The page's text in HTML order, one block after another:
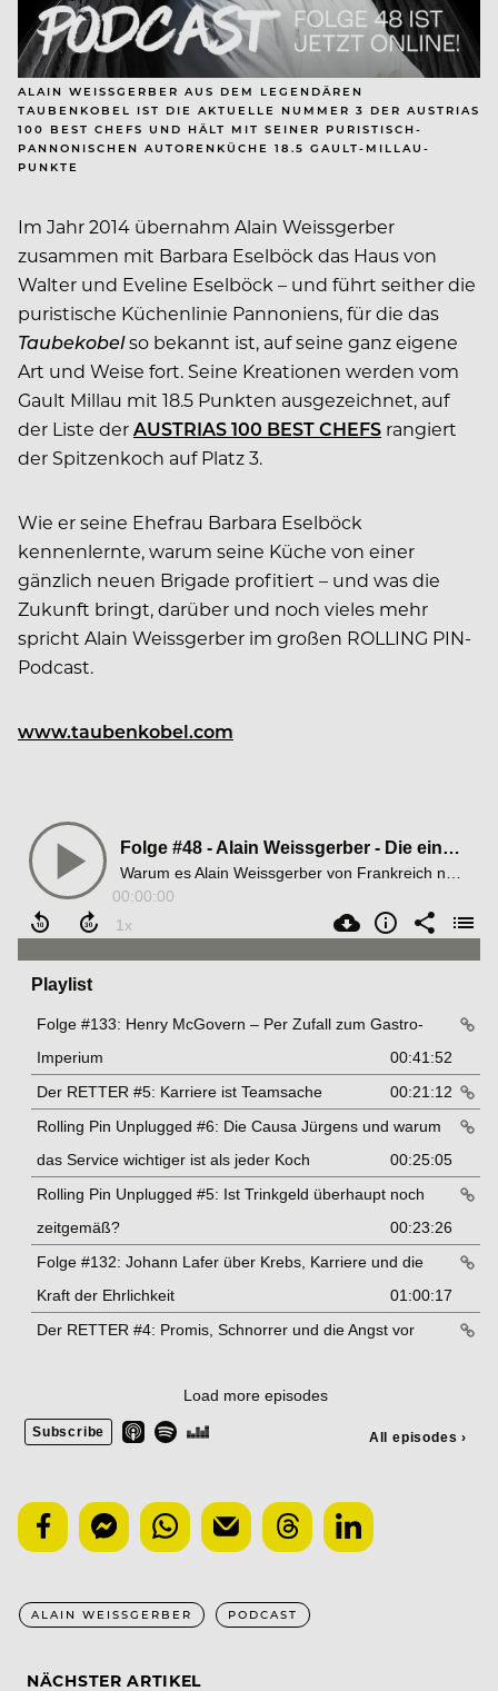
ALAIN WEISSGERBER AUS DEM LEGENDÄREN
TAUBENKOBEL IST DIE AKTUELLE NUMMER 3 DER AUSTRIAS
100 BEST CHEFS UND HÄLT MIT SEINER PURISTISCH-
PANNONISCHEN AUTORENKÜCHE 18.5 GAULT-MILLAU-
PUNKTE
Im Jahr 2014 übernahm Alain Weissgerber
zusammen mit Barbara Eselböck das Haus von
Walter und Eveline Eselböck – und führt seither die
puristische Küchenlinie Pannoniens, für die das
Taubekobelso bekannt ist, auf seine ganz eigene
Art und Weise fort. Seine Kreationen werden vom
Gault Millau mit 18.5 Punkten ausgezeichnet, auf
der Liste derAUSTRIAS 100 BEST CHEFS rangiert
der Spitzenkoch auf Platz 3.
Wie er seine Ehefrau Barbara Eselböck
kennenlernte, warum seine Küche von einer
gänzlich neuen Brigade profitiert – und was die
Zukunft bringt, darüber und noch vieles mehr
spricht Alain Weissgerber im großen ROLLING PIN-
Podcast.
www.taubenkobel.com
ALAIN WEISSGERBER PODCAST
NÄCHSTER ARTIKEL